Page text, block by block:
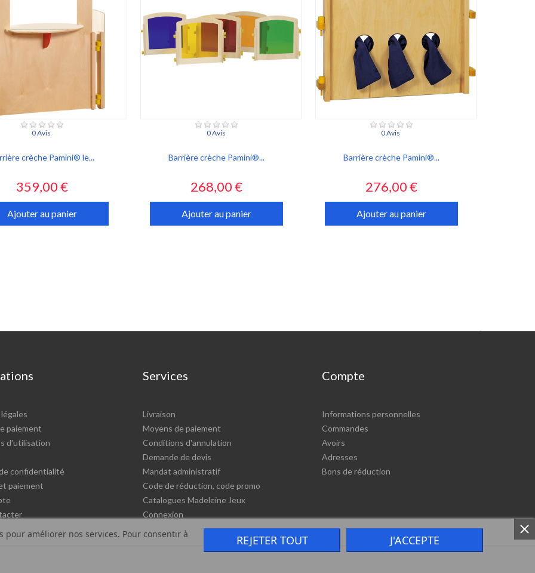
0 Avis
crèche Pamini® le...
Prix
359,00 €
Ajouter au panier
0 Avis
Barrière crèche Pamini®...
Prix
268,00 €
Ajouter au panier
0 Avis
Barrière crèche Pamini®...
Prix
276,00 €
Ajouter au panier

pour améliorer nos services. Pour consentir à
REJETER TOUT J'ACCEPTE
paiement
d'utilisation
confidentialité
paiement
Services
Livraison
Moyens de paiement
Conditions d'annulation
Demande de devis
Mandat administratif
Code de réduction, code promo
Catalogues Madeleine Jeux
Connexion
Compte
Informations personnelles
Commandes
Avoirs
Adresses
Bons de réduction